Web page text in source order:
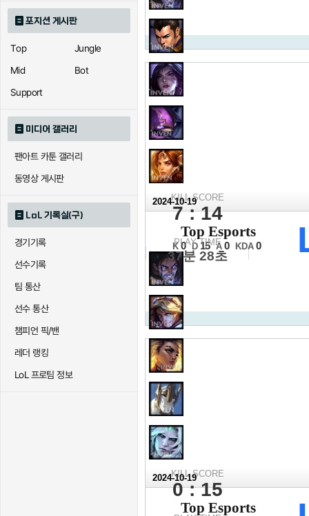
포지션 게시판
Top
Jungle
Mid
Bot
Support
미디어 갤러리
팬아트 카툰 갤러리
동영상 게시판
LoL 기록실(구)
경기기록
선수기록
팀 통산
선수 통산
챔피언 픽/밴
레더 랭킹
LoL 프로팀 정보
KILL SCORE
7 : 14
PLAY TIME
37분 28초
2024-10-19
8강 3경기 2세트
Top Esports
K 0 D 15 A 0 KDA 0
KILL SCORE
0 : 15
2024-10-19
Top Esports